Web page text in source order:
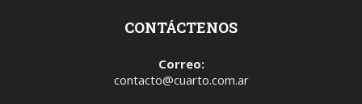
CONTÁCTENOS
Correo:
contacto@cuarto.com.ar